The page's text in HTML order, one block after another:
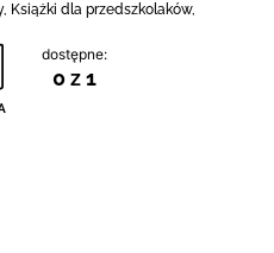
Książki dla przedszkolaków,
dostępne:
0 z 1